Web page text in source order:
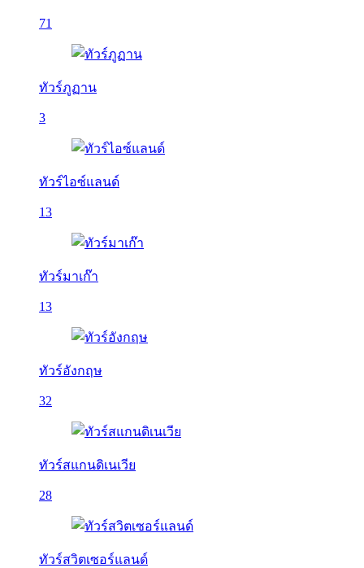
71
ทัวร์ภูฏาน
3
ทัวร์ไอซ์แลนด์
13
ทัวร์มาเก๊า
13
ทัวร์อังกฤษ
32
ทัวร์สแกนดิเนเวีย
28
ทัวร์สวิตเซอร์แลนด์